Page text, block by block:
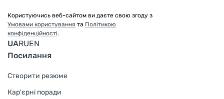
Користуючись веб-сайтом ви даєте свою згоду з
Умовами користування та Політикою
конфіденційності.
UARUEN
Посилання
Створити резюме
Кар'єрні поради